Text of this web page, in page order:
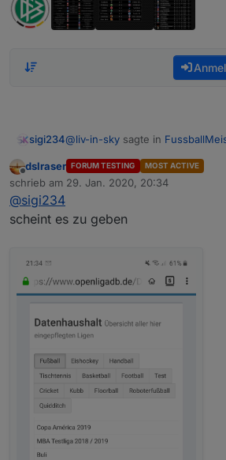
sigi234@liv-in-sky sagte in
wenn du die daten hast
Welche brauchst du als was?
Offline
dslraser FORUM TESTING MOST ACTIVE
schrieb am 29. Jan. 2020, 20:34
zuletzt editiert von
@sigi234
scheint es zu geben